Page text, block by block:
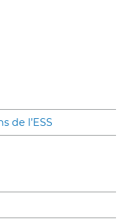
de l’ESS